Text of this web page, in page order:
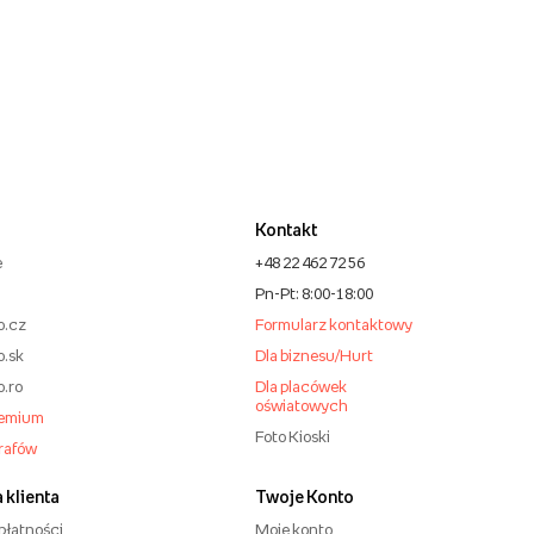
klienta
Kontakt
+48 22 462 72 56
Pn-Pt: 8:00-18:00
Formularz kontaktowy
Dla biznesu/Hurt
Dla placówek
oświatowych
Foto Kioski
Twoje Konto
Moje konto